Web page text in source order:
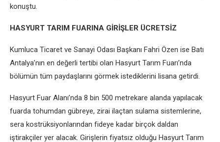
konuştu.
HASYURT TARIM FUARINA GİRİŞLER ÜCRETSİZ
Kumluca Ticaret ve Sanayi Odası Başkanı Fahri Özen ise Batı
Antalya’nın en değerli tertibi olan Hasyurt Tarım Fuarı’nda
bölümün tüm paydaşlarını görmek istediklerini lisana getirdi.
Hasyurt Fuar Alanı’nda 8 bin 500 metrekare alanda yapılacak
fuarda tohumdan gübreye, zirai ilaçtan sulama sistemlerine,
sera kostrüksiyonlarından fideye kadar birçok daldan
iştirakçiler yer alacak. Girişlerin fiyatsız olduğu Hasyurt Tarım